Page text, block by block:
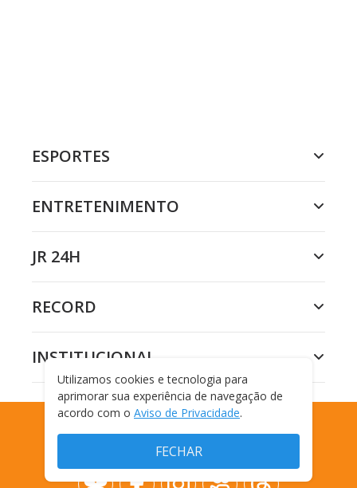
ESPORTES
ENTRETENIMENTO
JR 24H
RECORD
INSTITUCIONAL
MÚSICA
Utilizamos cookies e tecnologia para
aprimorar sua experiência de navegação de
acordo com o Aviso de Privacidade.
FECHAR